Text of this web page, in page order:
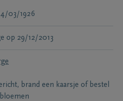
03/1926
op 29/12/2013
brand een kaarsje of bestel
bloemen